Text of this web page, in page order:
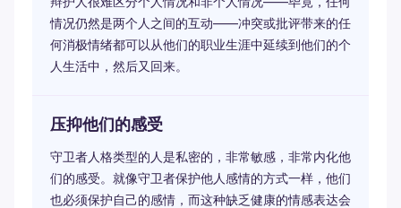
情况仍然是两个人之间的互动——冲突或批评带来的任
何消极情绪都可以从他们的职业生涯中延续到他们的个
人生活中，然后又回来。
压抑他们的感受
守卫者人格类型的人是私密的，非常敏感，非常内化他
们的感受。就像守卫者保护他人感情的方式一样，他们
也必须保护自己的感情，而这种缺乏健康的情感表达会